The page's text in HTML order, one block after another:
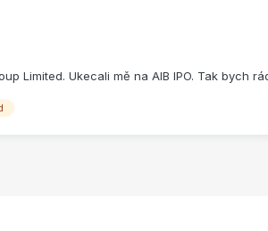
Limited. Ukecali mě na AIB IPO. Tak bych